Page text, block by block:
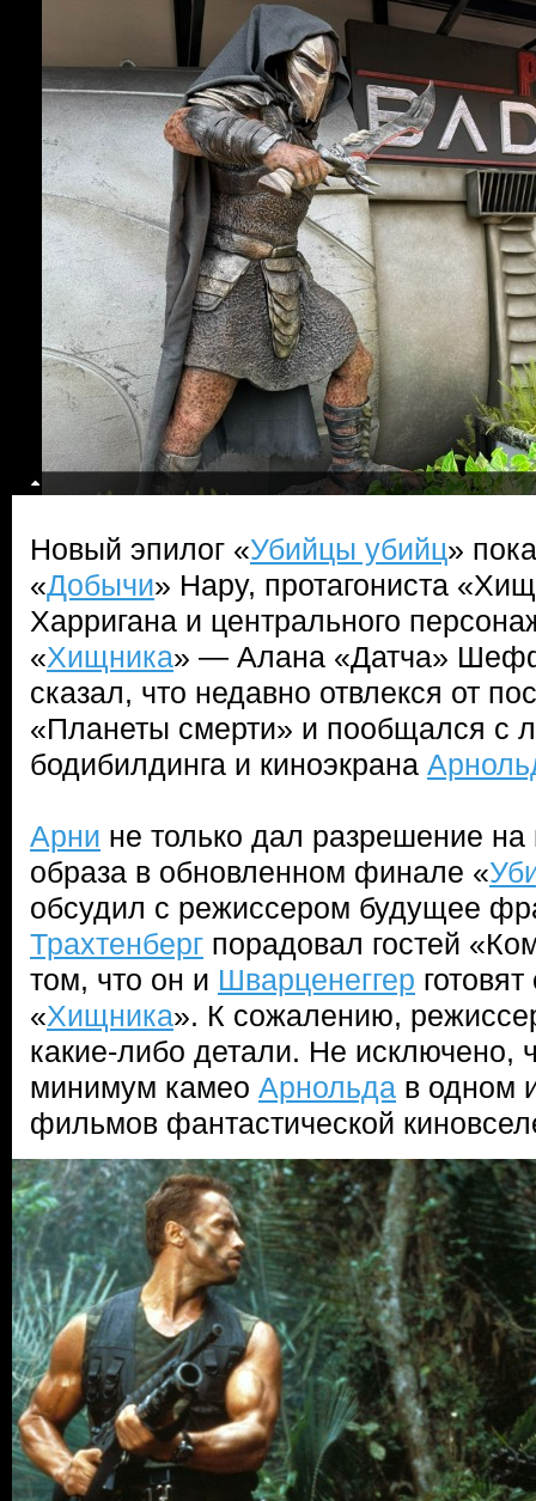
Новый эпилог «Убийцы убийц»
«Добычи» Нару, протагониста
Харригана и центрального
«Хищника» — Алана «Датча»
сказал, что недавно отвлекся от
«Планеты смерти» и пообщался с
бодибилдинга и киноэкрана
Арни не только дал разрешение на
образа в обновленном финале «
обсудил с режиссером будущее
Трахтенберг порадовал гостей
том, что он и Шварценеггер
«Хищника». К сожалению,
какие-либо детали. Не исключено,
минимум камео Арнольда в одном
фильмов фантастической